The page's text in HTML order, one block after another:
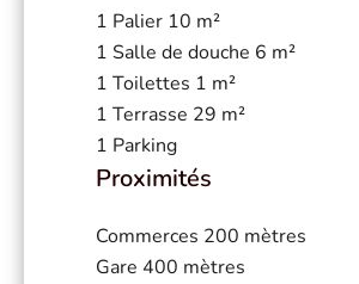
1 Palier 10 m²
1 Salle de douche 6 m²
1 Toilettes 1 m²
1 Terrasse 29 m²
1 Parking
Proximités
Commerces 200 mètres
Gare 400 mètres